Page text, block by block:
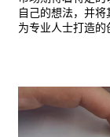
自己的想法，并
为专业人士打造的